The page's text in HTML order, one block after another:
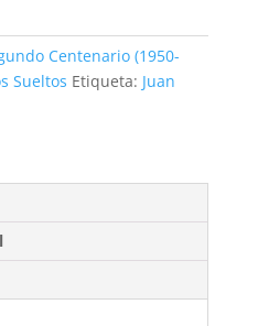
Centenario (1950-
Sueltos Etiqueta: Juan